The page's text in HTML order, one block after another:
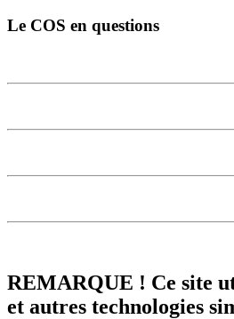
Le COS en questions
REMARQUE ! Ce site
et autres technologies